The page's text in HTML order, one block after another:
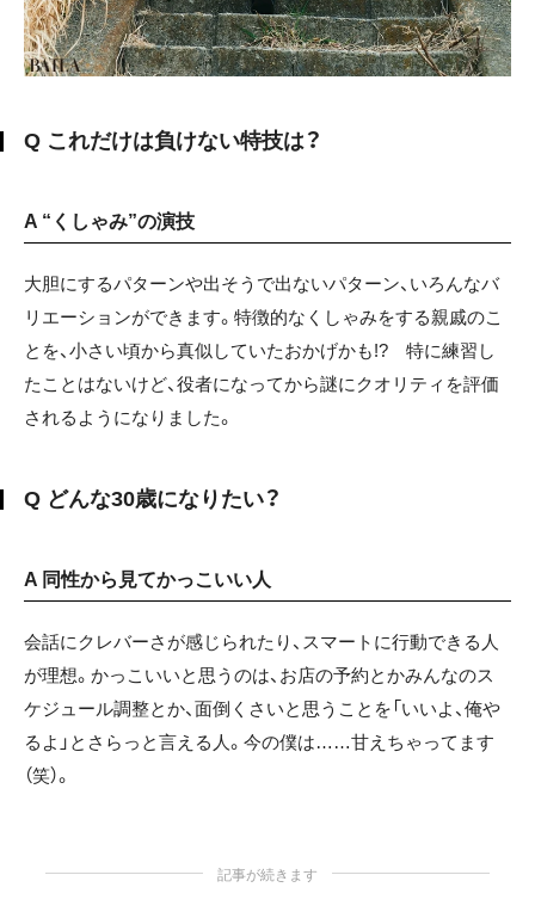
Q これだけは負けない特技は？
A “くしゃみ”の演技
大胆にするパターンや出そうで出ないパターン、いろんなバ
リエーションができます。特徴的なくしゃみをする親戚のこ
とを、小さい頃から真似していたおかげかも!? 特に練習し
たことはないけど、役者になってから謎にクオリティを評価
されるようになりました。
Q どんな30歳になりたい？
A 同性から見てかっこいい人
会話にクレバーさが感じられたり、スマートに行動できる人
が理想。かっこいいと思うのは、お店の予約とかみんなのス
ケジュール調整とか、面倒くさいと思うことを「いいよ、俺や
るよ」とさらっと言える人。今の僕は……甘えちゃってます
（笑）。
記事が続きます